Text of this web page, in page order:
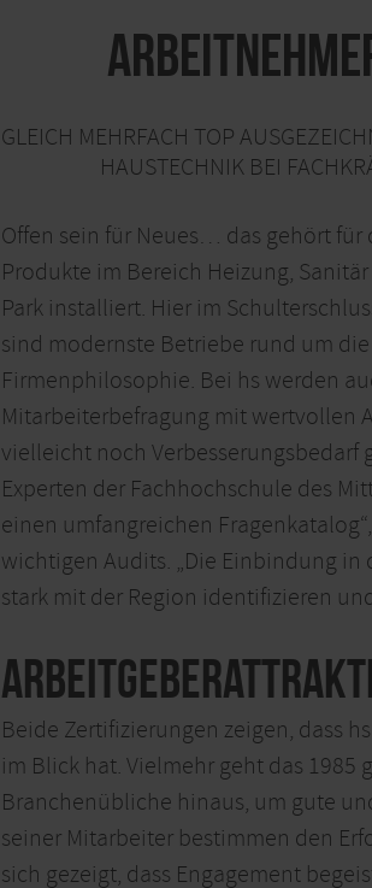
GLEICH MEHRFACH TOP
HAUSTECHNIK BEI
Offen sein für Neues… das gehört
Produkte im Bereich Heizung,
Park installiert. Hier im
sind modernste Betriebe rund um
Firmenphilosophie. Bei hs werden
Mitarbeiterbefragung mit wertvollen
vielleicht noch Verbesserungsbedarf
Experten der Fachhochschule des
einen umfangreichen
wichtigen Audits. „Die Einbindung in
stark mit der Region identifizieren
Beide Zertifizierungen zeigen, dass
im Blick hat. Vielmehr geht das
Branchenübliche hinaus, um gute
seiner Mitarbeiter bestimmen den
sich gezeigt, dass Engagement